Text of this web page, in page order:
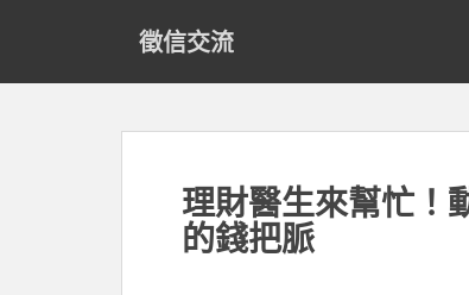
徵信交流
理財醫生來幫忙！
的錢把脈